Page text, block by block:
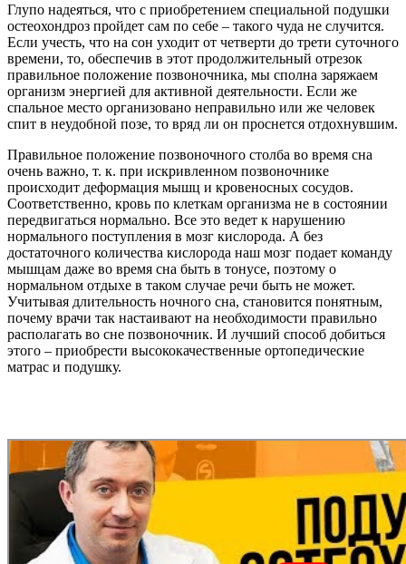
Глупо надеяться, что с приобретением специальной подушки
остеохондроз пройдет сам по себе – такого чуда не случится.
Если учесть, что на сон уходит от четверти до трети суточного
времени, то, обеспечив в этот продолжительный отрезок
правильное положение позвоночника, мы сполна заряжаем
организм энергией для активной деятельности. Если же
спальное место организовано неправильно или же человек
спит в неудобной позе, то вряд ли он проснется отдохнувшим.
Правильное положение позвоночного столба во время сна
очень важно, т. к. при искривленном позвоночнике
происходит деформация мышц и кровеносных сосудов.
Соответственно, кровь по клеткам организма не в состоянии
передвигаться нормально. Все это ведет к нарушению
нормального поступления в мозг кислорода. А без
достаточного количества кислорода наш мозг подает команду
мышцам даже во время сна быть в тонусе, поэтому о
нормальном отдыхе в таком случае речи быть не может.
Учитывая длительность ночного сна, становится понятным,
почему врачи так настаивают на необходимости правильно
располагать во сне позвоночник. И лучший способ добиться
этого – приобрести высококачественные ортопедические
матрас и подушку.